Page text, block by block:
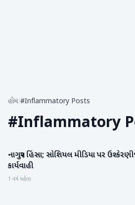
હોમ/#Inflammatory Posts
#Inflammatory
રાષ્ટ્રીય
નાગપુર હિંસા; સોશિયલ મીડિયા પર
કાર્યવાહી
1 વર્ષ પહેલા